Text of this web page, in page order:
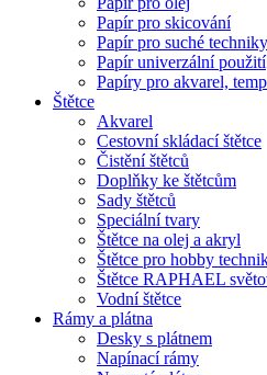
Papír pro skicování
Papír pro suché techniky
Papír univerzální použití
Papíry pro akvarel,
Štětce
Akvarel
Cestovní skládací štětce
Čistění štětců
Doplňky ke štětcům
Sady štětců
Speciální tvary
Štětce na olej a akryl
Štětce pro hobby
Štětce RAPHAEL
Vodní štětce
Rámy a plátna
Desky s plátnem
Napínací rámy